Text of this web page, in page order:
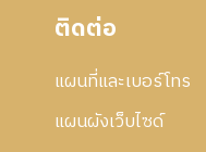
ติดต่อ
แผนที่และเบอร์โทร
แผนผังเว็บไซด์